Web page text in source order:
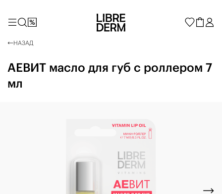
НАЗАД
АЕВИТ масло для губ с роллером 7
мл